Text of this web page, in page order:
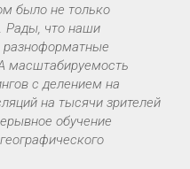
было не только
Рады, что наши
разноформатные
масштабируемость
с делением на
на тысячи зрителей
обучение